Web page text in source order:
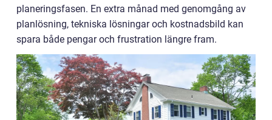
planeringsfasen. En extra månad med genomgång av
planlösning, tekniska lösningar och kostnadsbild kan
spara både pengar och frustration längre fram.